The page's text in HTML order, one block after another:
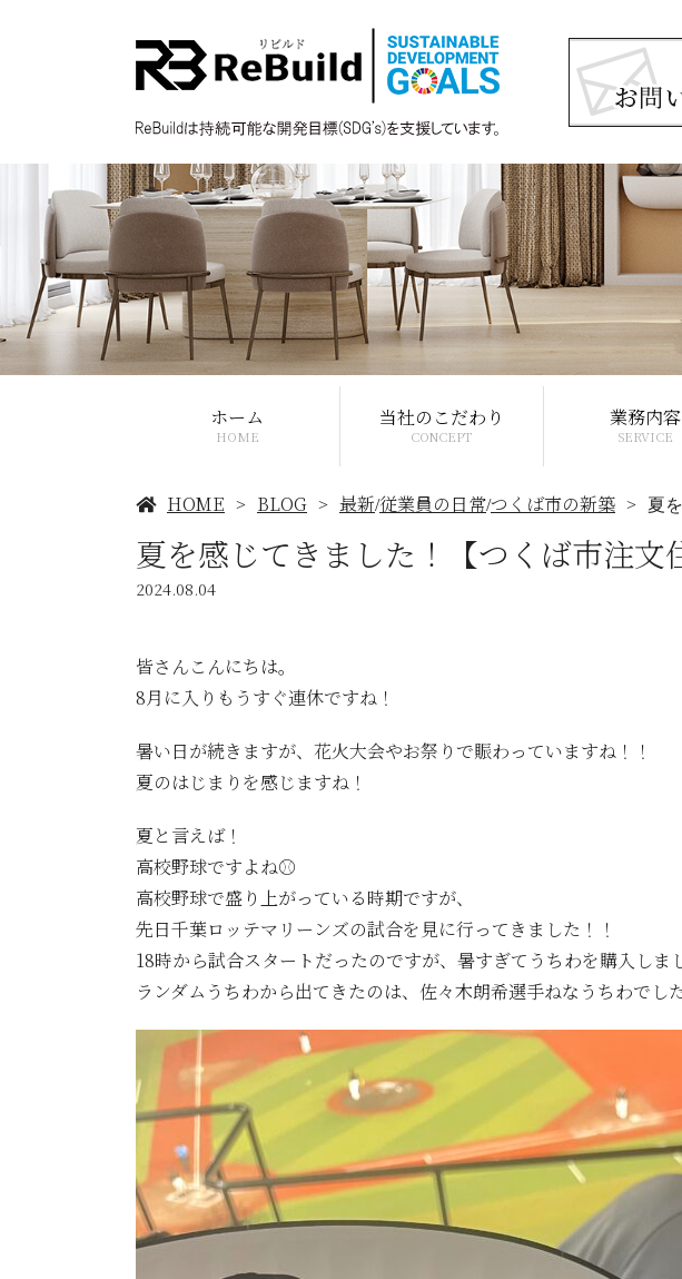
ホーム
HOME
当社のこだわり
CONCEPT
業務内容
SERVICE
HOME BLOG 最新/従業員の日常/つくば市の新築 夏
夏を感じてきました！【つくば市注文
2024.08.04
皆さんこんにちは。
8月に入りもうすぐ連休ですね！
暑い日が続きますが、花火大会やお祭りで賑わっていますね！！
夏のはじまりを感じますね！
夏と言えば！
高校野球ですよね⚾️
高校野球で盛り上がっている時期ですが、
先日千葉ロッテマリーンズの試合を見に行ってきました！！
18時から試合スタートだったのですが、暑すぎてうちわを購入しま
ランダムうちわから出てきたのは、佐々木朗希選手ねなうちわでし